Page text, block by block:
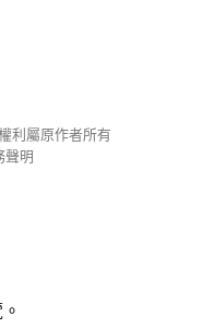
利屬原作者所有
聲明